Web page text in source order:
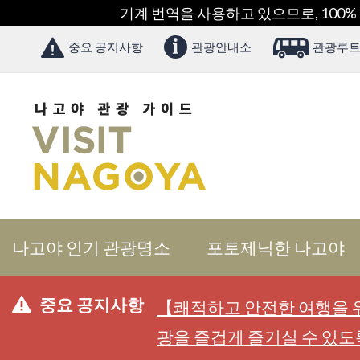
기계 번역을 사용하고 있으므로,
중요 공지사항 관광안내소 관광루
나고야 인기 관광명소 포토제닉한 나고야
중요 공지사항
【쾌적하고 안전한 여행
광을 즐겁게 즐기실 수 있